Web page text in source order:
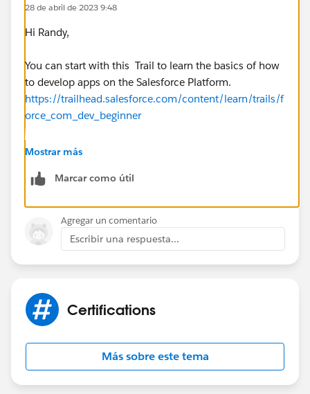
28 de abril de 2023 9:48
Hi Randy,
You can start with this Trail to learn the basics of how
to develop apps on the Salesforce Platform.
https://trailhead.salesforce.com/content/learn/trails/f
orce_com_dev_beginner
Thanks!
Mostrar más
Marcar como útil
Agregar un comentario
Escribir una respuesta...
Certifications
Más sobre este tema